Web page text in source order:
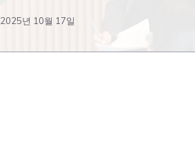
2025년 10월 17일